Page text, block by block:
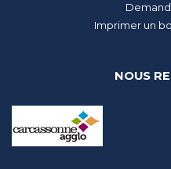
Imprimer un
NOUS